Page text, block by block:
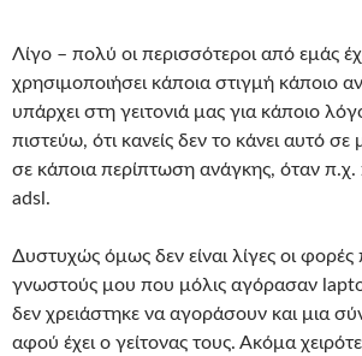
Λίγο – πολύ οι περισσότεροι από εμάς
χρησιμοποιήσει κάποια στιγμή κάποιο
υπάρχει στη γειτονιά μας για κάποιο
πιστεύω, ότι κανείς δεν το κάνει αυτό
σε κάποια περίπτωση ανάγκης, όταν π.χ.
adsl.
Δυστυχώς όμως δεν είναι λίγες οι
γνωστούς μου που μόλις αγόρασαν
δεν χρειάστηκε να αγοράσουν και μια
αφού έχει ο γείτονας τους. Ακόμα